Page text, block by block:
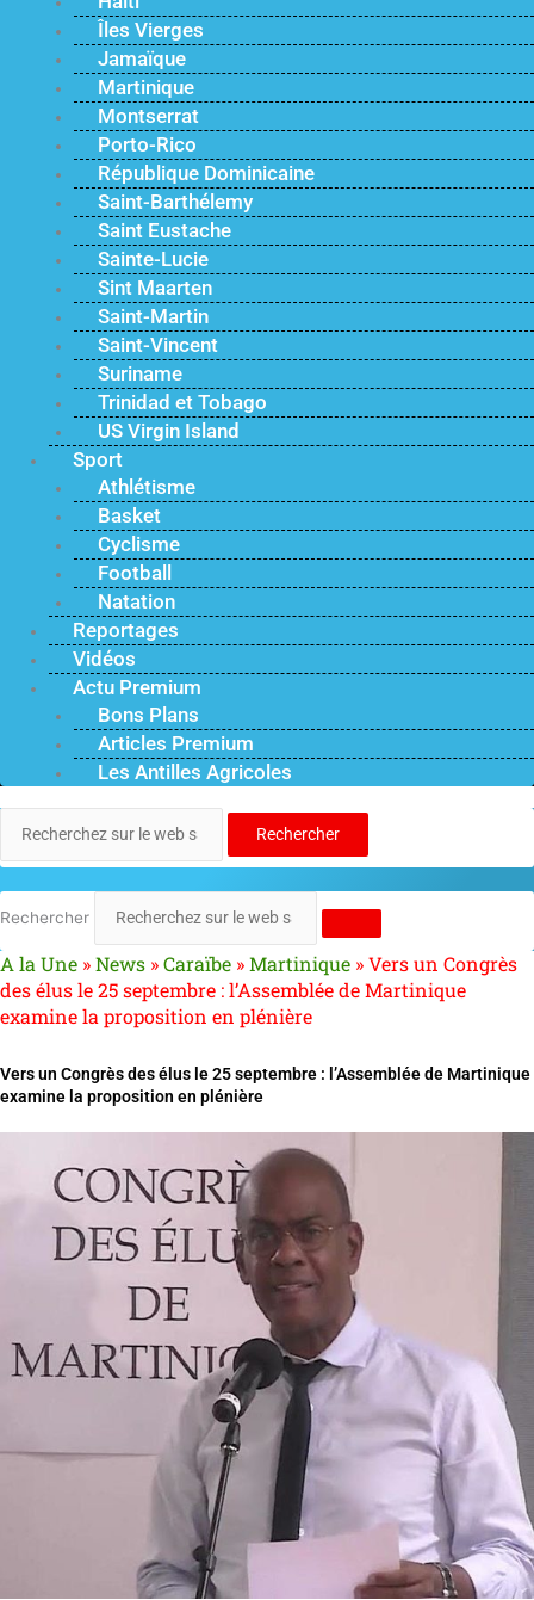
Îles Vierges
Jamaïque
Martinique
Montserrat
Porto-Rico
République Dominicaine
Saint-Barthélemy
Saint Eustache
Sainte-Lucie
Sint Maarten
Saint-Martin
Saint-Vincent
Suriname
Trinidad et Tobago
US Virgin Island
Sport
Athlétisme
Basket
Cyclisme
Football
Natation
Reportages
Vidéos
Actu Premium
Bons Plans
Articles Premium
Les Antilles Agricoles
Rechercher
Rechercher
A la Une »News »Caraïbe »Martinique »Vers un Congrès
des élus le 25 septembre : l’Assemblée de Martinique
examine la proposition en plénière
Vers un Congrès des élus le 25 septembre : l’Assemblée de Martinique
examine la proposition en plénière